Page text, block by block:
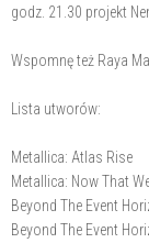
godz. 21.30 projekt
Wspomnę też Raya
Lista utworów:
Metallica: Atlas Rise
Metallica: Now That
Beyond The Event
Beyond The Event